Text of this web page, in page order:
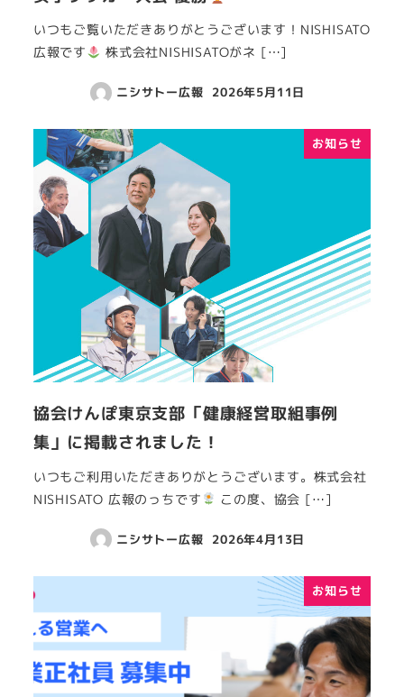
いつもご覧いただきありがとうございます！NISHISATO
広報です
株式会社NISHISATOがネ […]
ニシサトー広報 2026年5月11日
お知らせ
協会けんぽ東京支部「健康経営取組事例
集」に掲載されました！
いつもご利用いただきありがとうございます。株式会社
NISHISATO 広報のっちです
この度、協会 […]
ニシサトー広報 2026年4月13日
お知らせ